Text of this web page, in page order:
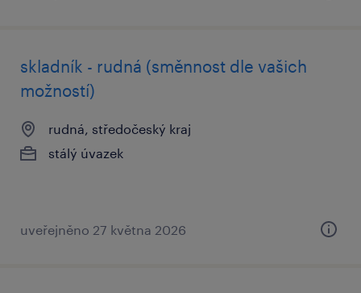
skladník - rudná (směnnost dle vašich
možností)
rudná, středočeský kraj
stálý úvazek
uveřejněno 27 května 2026